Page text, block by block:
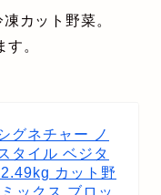
カット野菜。
。
グネチャー ノ
タイル ベジタ
カット野